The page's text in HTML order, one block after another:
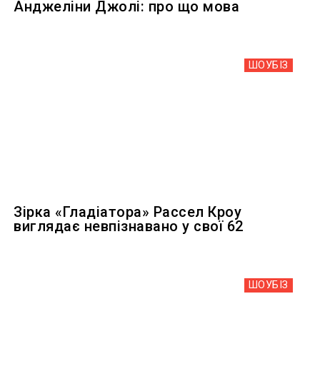
Анджеліни Джолі: про що мова
ШОУБIЗ
Зірка «Гладіатора» Рассел Кроу
виглядає невпізнавано у свої 62
ШОУБIЗ